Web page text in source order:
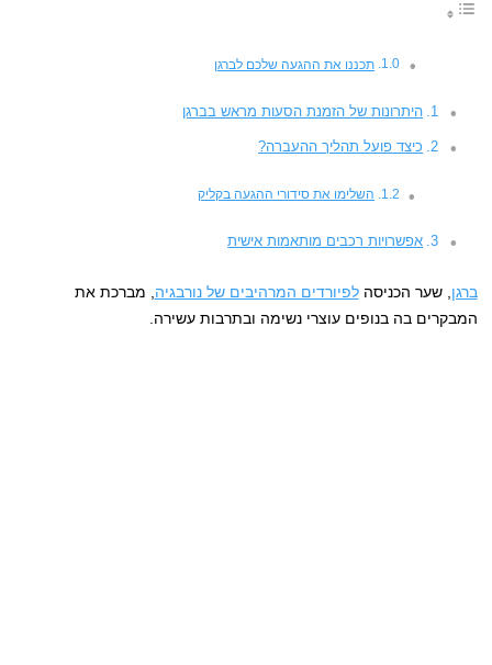
תכננו את ההגעה שלכם לברגן
היתרונות של הזמנת הסעות מראש בברגן
כיצד פועל תהליך ההעברה?
השלימו את סידורי ההגעה בקליק
אפשרויות רכבים מותאמות אישית
ברגן , שער הכניסהלפיורדים המרהיבים של נורבגיה , מברכת את
המבקרים בה בנופים עוצרי נשימה ובתרבות עשירה.